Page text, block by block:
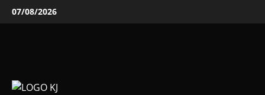
Skip07/08/2026